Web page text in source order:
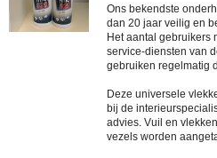
Ons bekendste
dan 20 jaar veilig en
Het aantal gebruikers
service-diensten van
gebruiken regelmatig
Deze universele
bij de
advies. Vuil en
vezels worden